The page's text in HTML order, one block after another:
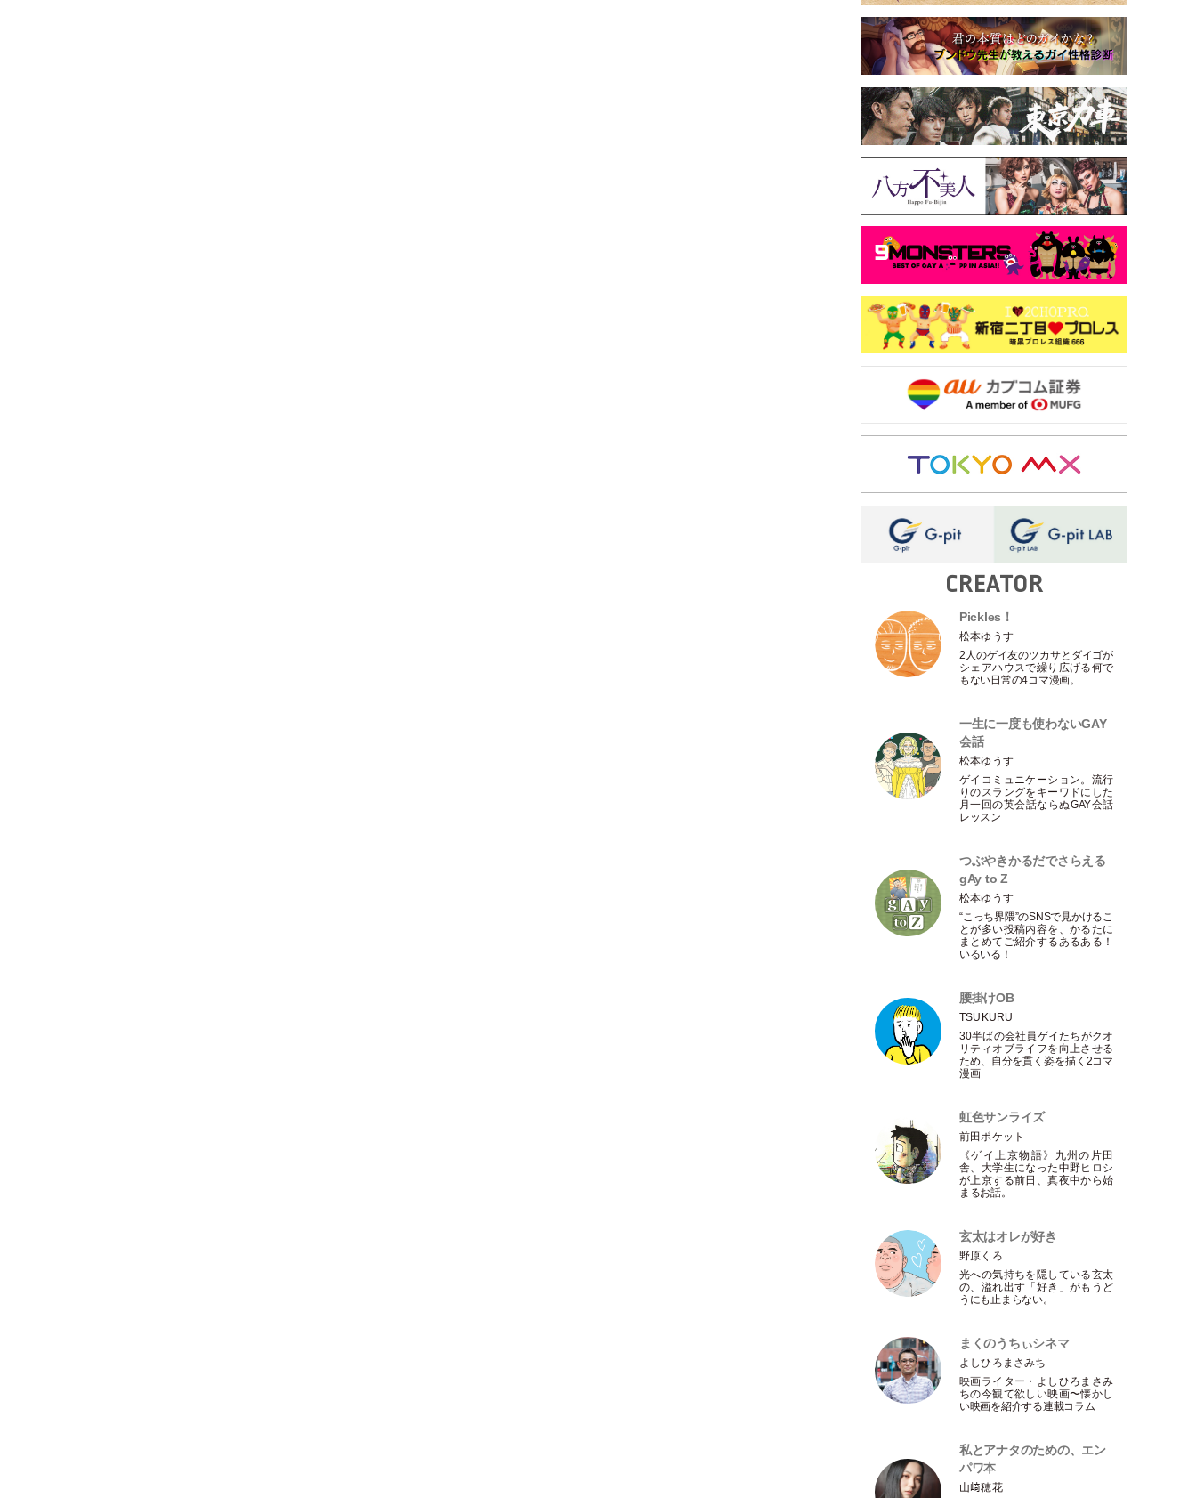
CREATOR
Pickles！
松本ゆうす
2人のゲイ友のツカサとダイゴが
シェアハウスで繰り広げる何で
もない日常の4コマ漫画。
一生に一度も使わないGAY
会話
松本ゆうす
ゲイコミュニケーション。流行
りのスラングをキーワドにした
月一回の英会話ならぬGAY会話
レッスン
つぶやきかるだでさらえる
gAy to Z
松本ゆうす
“こっち界隈”のSNSで見かけるこ
とが多い投稿内容を、かるたに
まとめてご紹介するあるある！
いるいる！
腰掛けOB
TSUKURU
30半ばの会社員ゲイたちがクオ
リティオブライフを向上させる
ため、自分を貫く姿を描く2コマ
漫画
虹色サンライズ
前田ポケット
《ゲイ上京物語》九州の片田
舎、大学生になった中野ヒロシ
が上京する前日、真夜中から始
まるお話。
玄太はオレが好き
野原くろ
光への気持ちを隠している玄太
の、溢れ出す 「好き 」がもうど
うにも止まらない。
まくのうちぃシネマ
よしひろまさみち
映画ライター ・ よしひろまさみ
ちの今観て欲しい映画〜懐かし
い映画を紹介する連載コラム
私とアナタのための、エン
パワ本
山﨑穂花